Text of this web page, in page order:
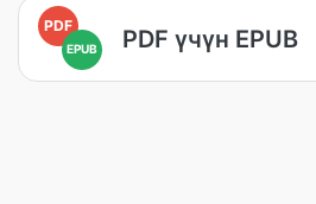
PDF
EPUB PDF үчүн EPUB